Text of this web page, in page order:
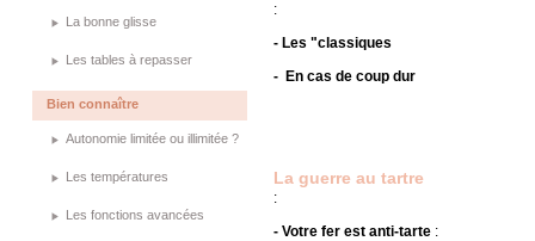
La bonne glisse
Les tables à repasser
Bien connaître
Autonomie limitée ou illimitée ?
Les températures
Les fonctions avancées
:
- Les "classiques
- En cas de coup dur
La guerre au tartre
:
- Votre fer est anti-tarte :